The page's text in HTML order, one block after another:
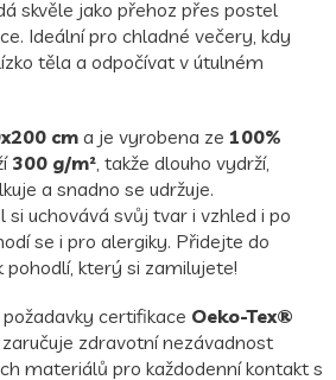
skvěle jako přehoz přes postel
Ideální pro chladné večery, kdy
těla a odpočívat v útulném
cm a je vyrobena ze 100%
300 g/m², takže dlouho vydrží,
a snadno se udržuje.
uchovává svůj tvar i vzhled i po
se i pro alergiky. Přidejte do
pohodlí, který si zamilujete!
certifikace Oeko-Tex®
zdravotní nezávadnost
materiálů pro každodenní kontakt s